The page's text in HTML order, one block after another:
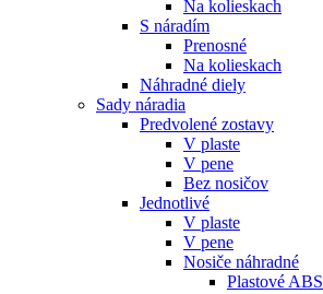
Na kolieskach
S náradím
Prenosné
Na kolieskach
Náhradné diely
Sady náradia
Predvolené zostavy
V plaste
V pene
Bez nosičov
Jednotlivé
V plaste
V pene
Nosiče náhradné
Plastové ABS